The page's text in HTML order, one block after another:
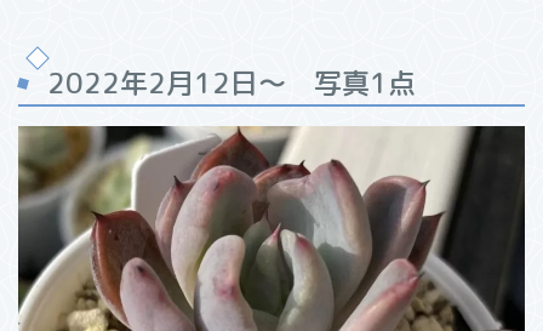
2022年2月12日～ 写真1点